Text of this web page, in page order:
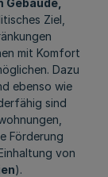
Ziel,
mit Komfort
Dazu
ebenso wie
sind
Förderung
von
).